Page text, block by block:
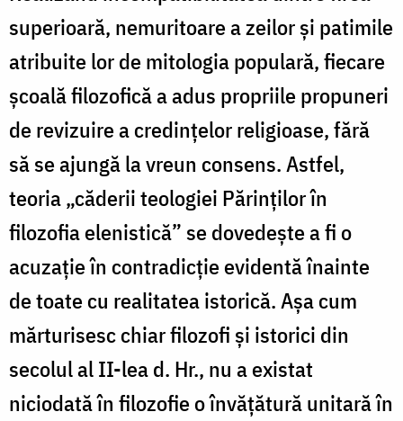
superioară, nemuritoare a zeilor şi patimile
atribuite lor de mitologia populară, fiecare
şcoală filozofică a adus propriile propuneri
de revizuire a credinţelor religioase, fără
să se ajungă la vreun consens. Astfel,
teoria „căderii teologiei Părinţilor în
filozofia elenistică” se dovedeşte a fi o
acuzaţie în contradicţie evidentă înainte
de toate cu realitatea istorică. Aşa cum
mărturisesc chiar filozofi şi istorici din
secolul al II-lea d. Hr., nu a existat
niciodată în filozofie o învăţătură unitară în